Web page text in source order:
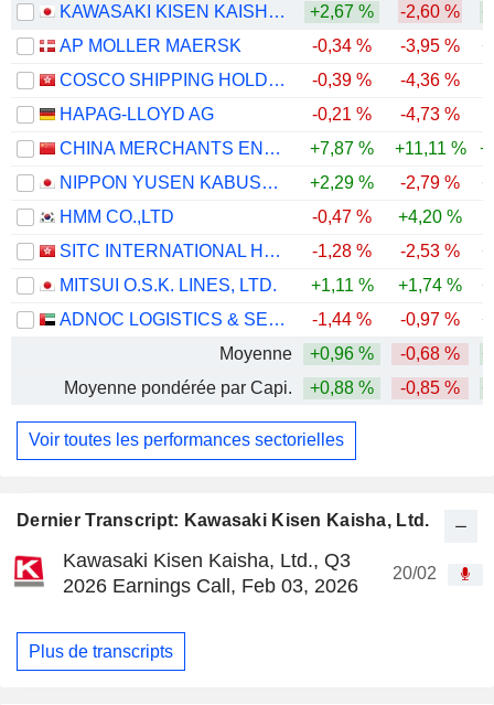
Dernier Transcript: Kawasaki Kisen Kaisha, Ltd.
Kawasaki Kisen Kaisha, Ltd., Q3
2026 Earnings Call, Feb 03, 2026
20/02
Plus de transcripts
KAWASAKI KISEN KAISHA, LTD. +2,67 % -2,60 %
AP MOLLER MAERSK
-0,34 % -3,95 %
COSCO SHIPPING HOLDINGS CO., LTD.
-0,39 % -4,36 %
HAPAG-LLOYD AG
-0,21 % -4,73 %
CHINA MERCHANTS ENERGY SHIPPING CO., LTD.
+7,87 % +11,11 %
NIPPON YUSEN KABUSHIKI KAISHA
+2,29 % -2,79 %
HMM CO.,LTD
-0,47 % +4,20 %
SITC INTERNATIONAL HOLDINGS COMPANY LIMITED
-1,28 % -2,53 %
MITSUI O.S.K. LINES, LTD.
+1,11 % +1,74 %
ADNOC LOGISTICS & SERVICES PLC
-1,44 % -0,97 %
Moyenne
+0,96 % -0,68 %
Moyenne pondérée par Capi.
+0,88 % -0,85 %
Voir toutes les performances sectorielles